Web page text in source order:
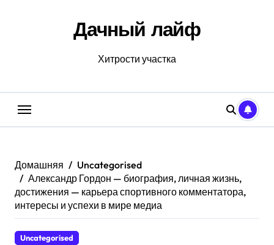
Дачный лайф
Хитрости участка
Домашняя
Uncategorised
Александр Гордон — биография, личная жизнь,
достижения — карьера спортивного комментатора,
интересы и успехи в мире медиа
Uncategorised